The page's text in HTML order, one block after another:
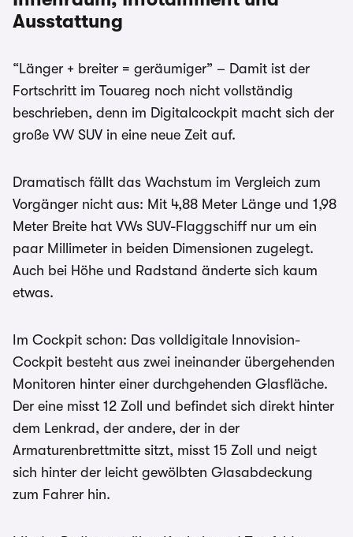
Ausstattung
“Länger + breiter = geräumiger” – Damit ist der
Fortschritt im Touareg noch nicht vollständig
beschrieben, denn im Digitalcockpit macht sich der
große VW SUV in eine neue Zeit auf.
Dramatisch fällt das Wachstum im Vergleich zum
Vorgänger nicht aus: Mit 4,88 Meter Länge und 1,98
Meter Breite hat VWs SUV-Flaggschiff nur um ein
paar Millimeter in beiden Dimensionen zugelegt.
Auch bei Höhe und Radstand änderte sich kaum
etwas.
Im Cockpit schon: Das volldigitale Innovision-
Cockpit besteht aus zwei ineinander übergehenden
Monitoren hinter einer durchgehenden Glasfläche.
Der eine misst 12 Zoll und befindet sich direkt hinter
dem Lenkrad, der andere, der in der
Armaturenbrettmitte sitzt, misst 15 Zoll und neigt
sich hinter der leicht gewölbten Glasabdeckung
zum Fahrer hin.